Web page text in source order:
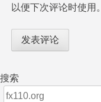
以便下次评论时使用。
搜索